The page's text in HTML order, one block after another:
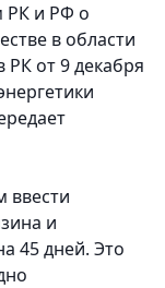
РК и РФ о
в области
РК от 9 декабря
ввести
и
45 дней. Это